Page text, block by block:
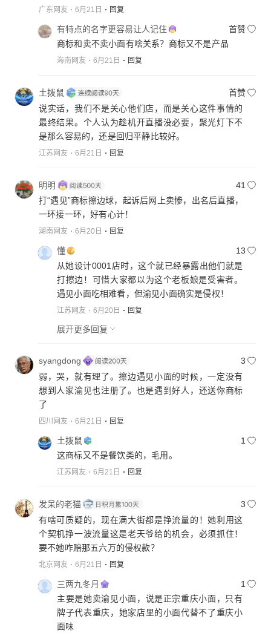
广东网友 6月21日 回复
有特点的名字更容易让人记住
首赞
商标和卖不卖小面有啥关系？商标又不是产品
海南网友 6月21日 回复
土拨鼠
首赞
说实话，我们不是关心他们店，而是关心这件事情的
最终结果。个人认为趁机开直播没必要，聚光灯下不
是那么容易的，还是回归平静比较好。
江苏网友 6月21日 回复
明明
41
打“遇见”商标擦边球，起诉后网上卖惨，出名后直播，
一环接一环，好有心计！
湖南网友 6月20日 回复
懂
13
从她设计0001店时，这个就已经暴露出他们就是
打擦边！可惜大家都以为这个老板娘是受害者。
遇见小面吃相难看，但渝见小面确实是侵权！
江苏网友 6月20日 回复
展开更多回复
syangdong
3
弱，哭，就有理了。擦边遇见小面的时候，一定没有
想到人家渝见也注册了。也是遇到好人，还送你商标
了
四川网友 6月21日 回复
土拨鼠
1
这商标又不是餐饮类的，毛用。
江苏网友 6月21日 回复
发呆的老猫
3
有啥可质疑的，现在满大街都是挣流量的！她利用这
个契机挣一波流量这是老天爷给的机会，必须抓住！
要不她咋赔那五六万的侵权款？
北京网友 6月21日 回复
三两九冬月
1
主要是她卖渝见小面，说是正宗重庆小面，只有
牌子代表重庆，她家店里的小面代替不了重庆小
面味